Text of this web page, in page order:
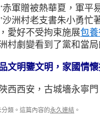
贈被熱華夏，軍平
沙洲村老支書朱小勇忙
愛好不受拘束施展包
村劇變看到了黨和當
文明鑒文明，家國情
西安，古城墻永寧門
類。這篇內容的永久連結 。